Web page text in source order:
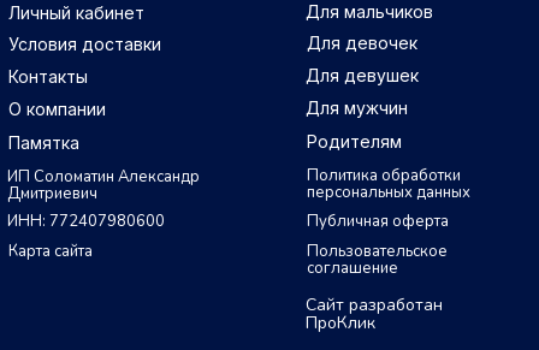
Сайт разработан
ПроКлик
Карта сайта
Публичная оферта
Пользовательское
соглашение
Политика обработки
персональных данных
ИНН: 772407980600
ИП Соломатин Александр
Дмитриевич
Родителям
Для мужчин
Для девушек
Для мальчиков
Для девочек
Памятка
О компании
Контакты
Личный кабинет
Условия доставки